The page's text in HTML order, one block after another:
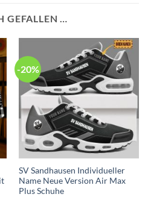
GEFALLEN …
-20%
SV Sandhausen Individueller
Name Neue Version Air Max
Plus Schuhe